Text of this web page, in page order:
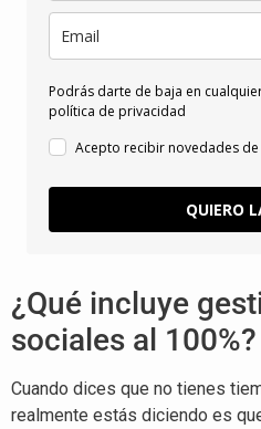
Podrás darte de baja en
política de privacidad
Acepto recibir novedades de
QUIERO
¿Qué incluye
sociales al 100%?
Cuando dices que no tienes
realmente estás diciendo es